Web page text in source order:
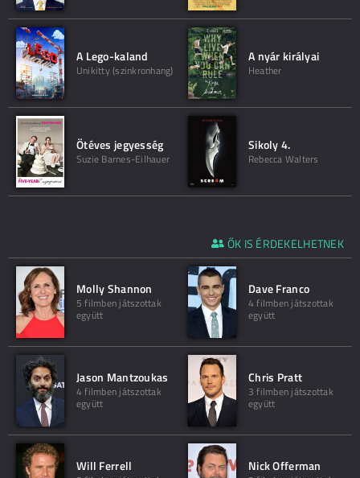
A Lego-kaland
Unikitty (szinkronhang)
A nyár királyai
Heather
Ötéves jegyesség
Suzie Barnes-Eilhauer
Sikoly 4.
Rebecca Walters
ŐK IS ÉRDEKELHETNEK
Molly Shannon
5 filmben játszottak
együtt
Dave Franco
4 filmben játszottak
együtt
Jason Mantzoukas
4 filmben játszottak
együtt
Chris Pratt
3 filmben játszottak
együtt
Will Ferrell Nick Offerman